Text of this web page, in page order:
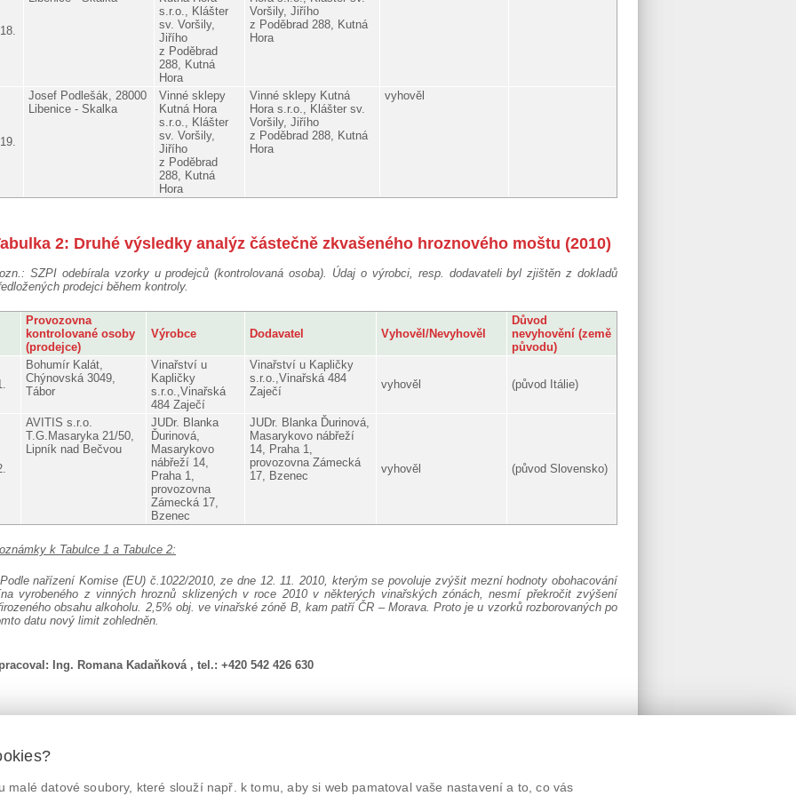
18.
s.r.o., Klášter
sv. Voršily,
Jiřího
z Poděbrad
288, Kutná
Hora
Voršily, Jiřího
z Poděbrad 288, Kutná
Hora
19.
Josef Podlešák, 28000
Libenice - Skalka
Vinné sklepy
Kutná Hora
s.r.o., Klášter
sv. Voršily,
Jiřího
z Poděbrad
288, Kutná
Hora
Vinné sklepy Kutná
Hora s.r.o., Klášter sv.
Voršily, Jiřího
z Poděbrad 288, Kutná
Hora
vyhověl
2: Druhé výsledky analýz částečně zkvašeného hroznového moštu (2010)
SZPI odebírala vzorky u prodejců (kontrolovaná osoba). Údaj o výrobci, resp. dodavateli byl zjištěn z dokladů
prodejci během kontroly.
Provozovna
kontrolované osoby
(prodejce)
Výrobce Dodavatel Vyhověl/Nevyhověl
Důvod
nevyhovění (země
původu)
Bohumír Kalát,
Chýnovská 3049,
Tábor
Vinařství u
Kapličky
s.r.o.,Vinařská
484 Zaječí
Vinařství u Kapličky
s.r.o.,Vinařská 484
Zaječí
vyhověl (původ Itálie)
AVITIS s.r.o.
T.G.Masaryka 21/50,
Lipník nad Bečvou
JUDr. Blanka
Ďurinová,
Masarykovo
nábřeží 14,
Praha 1,
provozovna
Zámecká 17,
Bzenec
JUDr. Blanka Ďurinová,
Masarykovo nábřeží
14, Praha 1,
provozovna Zámecká
17, Bzenec
vyhověl (původ Slovensko)
k Tabulce 1 a Tabulce 2:
nařízení Komise (EU) č.1022/2010, ze dne 12. 11. 2010, kterým se povoluje zvýšit mezní hodnoty obohacování
vyrobeného z vinných hroznů sklizených v roce 2010 v některých vinařských zónách, nesmí překročit zvýšení
obsahu alkoholu. 2,5% obj. ve vinařské zóně B, kam patří ČR – Morava. Proto je u vzorků rozborovaných po
datu nový limit zohledněn.
Ing. Romana Kadaňková , tel.: +420 542 426 630
© Státní zemědělská a potravinářská inspekce 2026.
malé datové soubory, které slouží např. k tomu, aby si web pamatoval vaše nastavení a to, co vás